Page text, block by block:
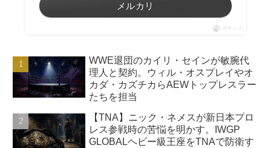
メルカリ
ポチップ
WWE退団のカイリ・セインが敏腕代
理人と契約。ウィル・オスプレイやオ
カダ・カズチカらAEWトップレスラー
たちを担当
【TNA】ニック・ネメスが新日本プロ
レス参戦時の苦悩を明かす。IWGP
GLOBALヘビー級王座をTNAで防衛す